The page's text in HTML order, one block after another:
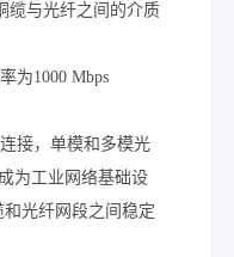
缆与光纤之间的介质
为1000 Mbps
接，单模和多模光
为工业网络基础设
光纤网段之间稳定